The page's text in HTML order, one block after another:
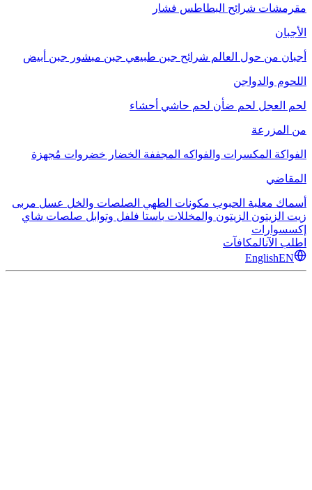
مقرمشات شرائح البطاطس فشار
الأجبان
أجبان من حول العالم شرائح جبن طبيعي جبن مبشور جبن أبيض
اللحوم والدواجن
لحم العجل لحم ضأن لحم حاشي أحشاء
من المزرعة
الفواكة المكسرات والفواكه المجففة الخضار خضروات مُجهزة
المقاضي
أسماك معلبة الحبوب مكونات الطهي الصلصات والخل عسل مربى
زيت الزيتون الزيتون والمخللات باستا فلفل وتوابل صلصات شاي
إكسسوارات
اطلب الآنالمكافآت
EnglishEN